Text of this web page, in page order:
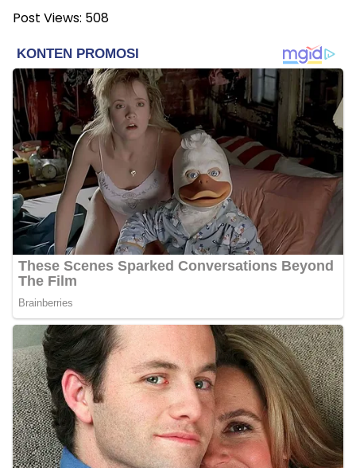
Post Views: 508